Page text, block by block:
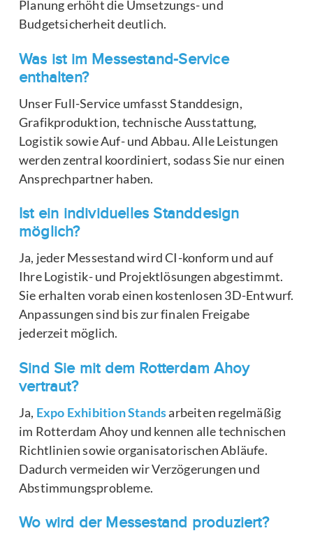
Planung erhöht die Umsetzungs- und
Budgetsicherheit deutlich.
Was ist im Messestand-Service
enthalten?
Unser Full-Service umfasst Standdesign,
Grafikproduktion, technische Ausstattung,
Logistik sowie Auf- und Abbau. Alle Leistungen
werden zentral koordiniert, sodass Sie nur einen
Ansprechpartner haben.
Ist ein individuelles Standdesign
möglich?
Ja, jeder Messestand wird CI-konform und auf
Ihre Logistik- und Projektlösungen abgestimmt.
Sie erhalten vorab einen kostenlosen 3D-Entwurf.
Anpassungen sind bis zur finalen Freigabe
jederzeit möglich.
Sind Sie mit dem Rotterdam Ahoy
vertraut?
Ja, Expo Exhibition Standsarbeiten regelmäßig
im Rotterdam Ahoy und kennen alle technischen
Richtlinien sowie organisatorischen Abläufe.
Dadurch vermeiden wir Verzögerungen und
Abstimmungsprobleme.
Wo wird der Messestand produziert?